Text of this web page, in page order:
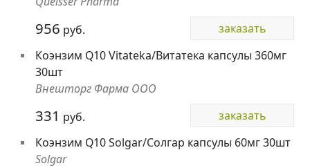
956 руб.
заказать
Коэнзим Q10 Vitateka/Витатека капсулы 360мг
30шт
Внешторг Фарма ООО
331 руб.
заказать
Коэнзим Q10 Solgar/Солгар капсулы 60мг 30шт
Solgar